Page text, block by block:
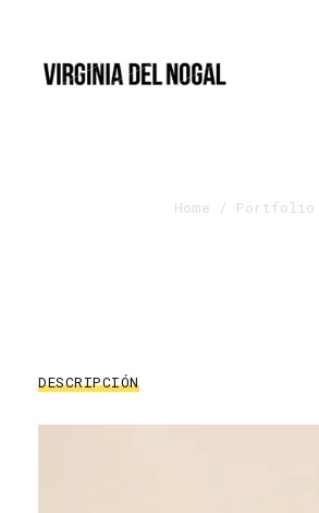
Home / Portfolio
DESCRIPCIÓN